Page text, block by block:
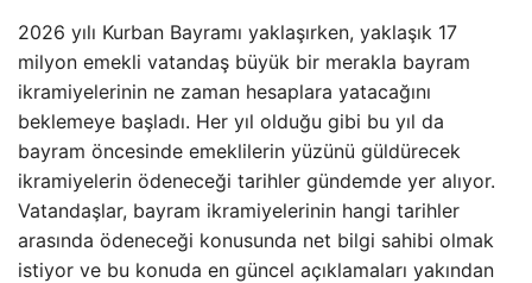
2026 yılı Kurban Bayramı yaklaşırken, yaklaşık 17
milyon emekli vatandaş büyük bir merakla bayram
ikramiyelerinin ne zaman hesaplara yatacağını
beklemeye başladı. Her yıl olduğu gibi bu yıl da
bayram öncesinde emeklilerin yüzünü güldürecek
ikramiyelerin ödeneceği tarihler gündemde yer alıyor.
Vatandaşlar, bayram ikramiyelerinin hangi tarihler
arasında ödeneceği konusunda net bilgi sahibi olmak
istiyor ve bu konuda en güncel açıklamaları yakından